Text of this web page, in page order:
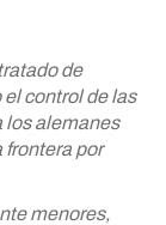
de
control de las
los alemanes
frontera por
menores,